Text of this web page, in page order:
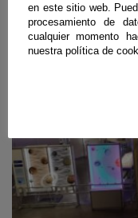
en este sitio web.
procesamiento de
cualquier momento
nuestra política de